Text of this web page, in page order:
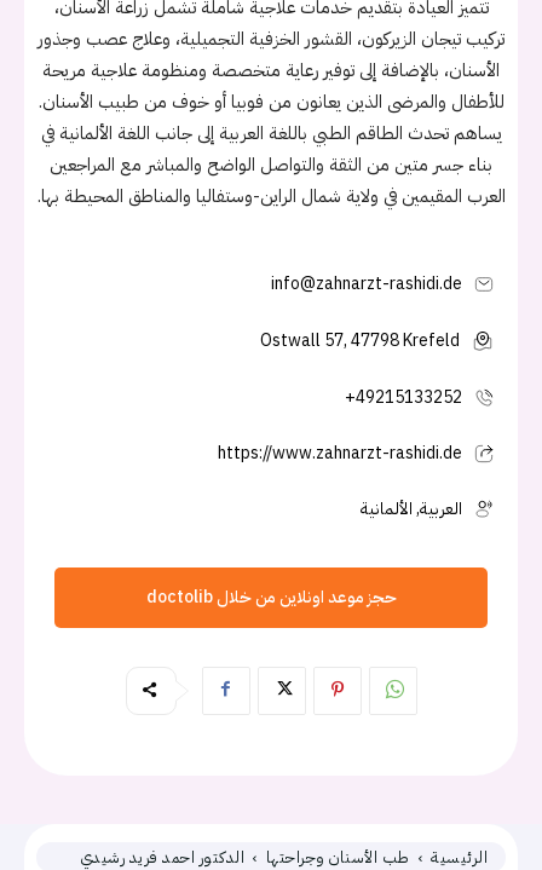
الرئيسية طب الأسنان وجراحتها الدكتور احمد فريد رشيدي
تتميز العيادة بتقديم خدمات علاجية شاملة تشمل زراعة الأسنان،
تركيب تيجان الزيركون، القشور الخزفية التجميلية، وعلاج عصب وجذور
الأسنان، بالإضافة إلى توفير رعاية متخصصة ومنظومة علاجية مريحة
للأطفال والمرضى الذين يعانون من فوبيا أو خوف من طبيب الأسنان.
يساهم تحدث الطاقم الطبي باللغة العربية إلى جانب اللغة الألمانية في
بناء جسر متين من الثقة والتواصل الواضح والمباشر مع المراجعين
العرب المقيمين في ولاية شمال الراين-وستفاليا والمناطق المحيطة بها.
info@zahnarzt-rashidi.de
Ostwall 57, 47798 Krefeld
+49215133252
https://www.zahnarzt-rashidi.de
العربية, الألمانية
حجز موعد اونلاين من خلال doctolib